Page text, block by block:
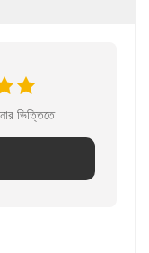
ভিত্তিতে